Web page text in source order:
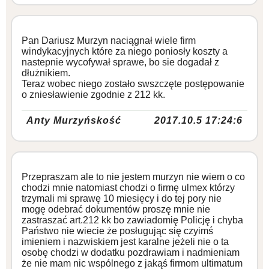
Pan Dariusz Murzyn naciągnał wiele firm
windykacyjnych które za niego poniosły koszty a
nastepnie wycofywał sprawe, bo sie dogadał z
dłużnikiem.
Teraz wobec niego zostało swszczęte postępowanie
o zniesławienie zgodnie z 212 kk.
Anty Murzyńskość 2017.10.5 17:24:6
Przepraszam ale to nie jestem murzyn nie wiem o co
chodzi mnie natomiast chodzi o firmę ulmex którzy
trzymali mi sprawę 10 miesięcy i do tej pory nie
mogę odebrać dokumentów proszę mnie nie
zastraszać art.212 kk bo zawiadomię Policję i chyba
Państwo nie wiecie że posługując się czyimś
imieniem i nazwiskiem jest karalne jeżeli nie o ta
osobę chodzi w dodatku pozdrawiam i nadmieniam
że nie mam nic wspólnego z jakąś firmom ultimatum